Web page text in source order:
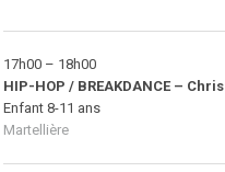
17h00 – 18h00
HIP-HOP / BREAKDANCE – Chris
Enfant 8-11 ans
Martellière